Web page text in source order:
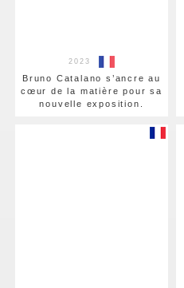
2023
Bruno Catalano s’ancre au
cœur de la matière pour sa
nouvelle exposition.